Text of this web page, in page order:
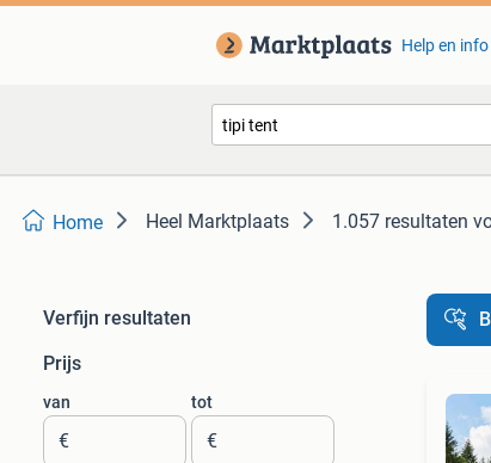
Help en info
Home Heel Marktplaats 1.057 resultaten
Verfijn resultaten
Prijs
van
€
tot
€